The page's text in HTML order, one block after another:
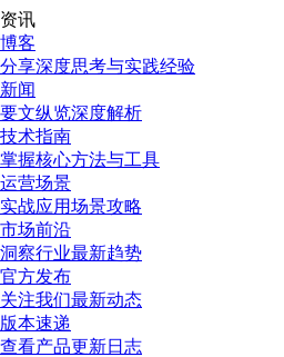
资讯
博客
分享深度思考与实践经验
新闻
要文纵览深度解析
技术指南
掌握核心方法与工具
运营场景
实战应用场景攻略
市场前沿
洞察行业最新趋势
官方发布
关注我们最新动态
版本速递
查看产品更新日志